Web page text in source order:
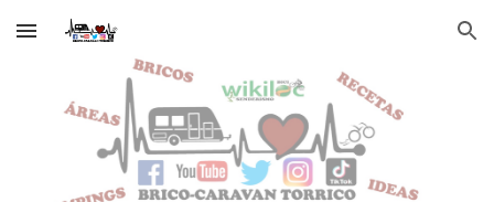
Skip to main content Skip to navigation